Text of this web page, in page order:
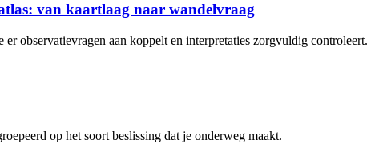
van kaartlaag naar wandelvraag
observatievragen aan koppelt en interpretaties zorgvuldig controleert.
op het soort beslissing dat je onderweg maakt.